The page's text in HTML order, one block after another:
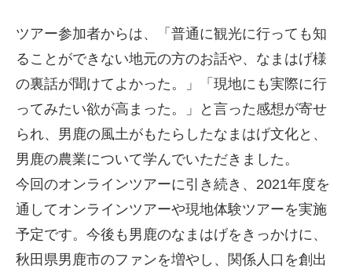
ツアー参加者からは、「普通に観光に行っても知
ることができない地元の方のお話や、なまはげ様
の裏話が聞けてよかった。」「現地にも実際に行
ってみたい欲が高まった。」と言った感想が寄せ
られ、男鹿の風土がもたらしたなまはげ文化と、
男鹿の農業について学んでいただきました。
今回のオンラインツアーに引き続き、2021年度を
通してオンラインツアーや現地体験ツアーを実施
予定です。今後も男鹿のなまはげをきっかけに、
秋田県男鹿市のファンを増やし、関係人口を創出